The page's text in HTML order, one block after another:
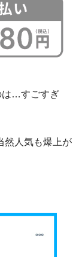
は…すごすぎ
然人気も爆上が